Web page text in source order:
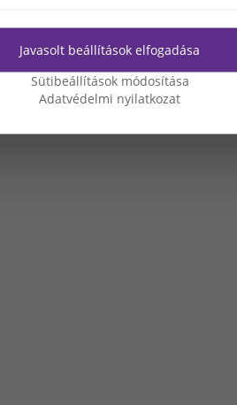
Mal die im Hinblick auf ihre
Marken prämiert. Die
man sich nicht bewerben und dafür
Javasolt beállítások elfogadása
Sütibeállítások módosítása
Adatvédelmi nyilatkozat